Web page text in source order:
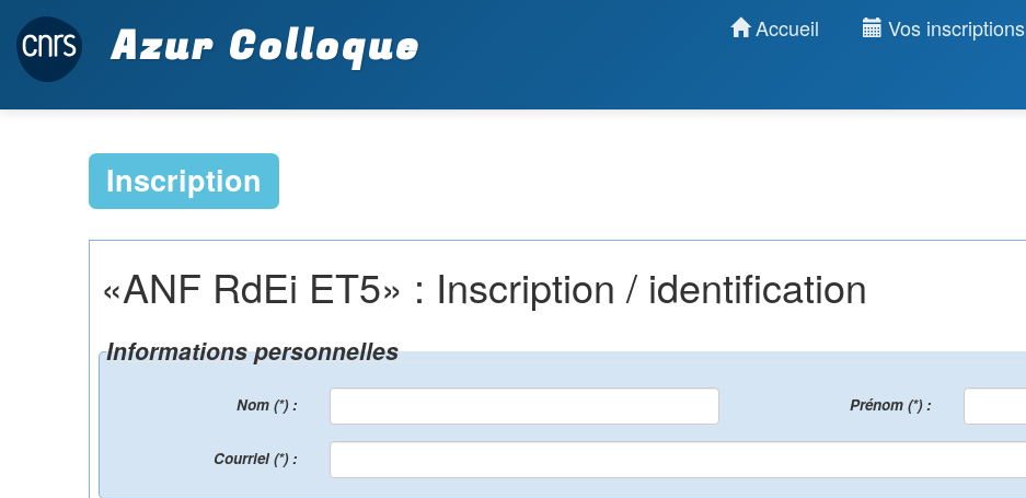
Azur Colloque Accueil Vos inscriptions
Inscription
«ANF RdEi ET5» : Inscription / identification
Informations personnelles
Nom (*) : Prénom (*) :
Courriel (*) :